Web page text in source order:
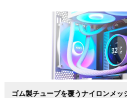
ゴム製チューブを覆うナイロンメッ